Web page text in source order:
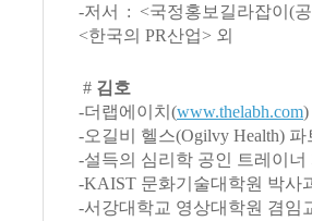
-저서 : <국정홍보길라잡이(
<한국의 PR산업> 외
# 김호
-더랩에이치(www.thelabh.com)
-오길비 헬스(Ogilvy Health) 파
-설득의 심리학 공인 트레이
-KAIST 문화기술대학원 박사
-서강대학교 영상대학원 겸임